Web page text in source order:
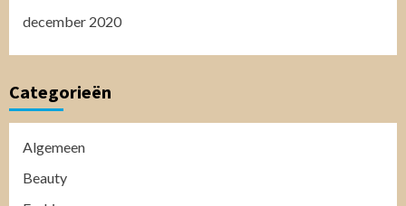
december 2020
Categorieën
Algemeen
Beauty